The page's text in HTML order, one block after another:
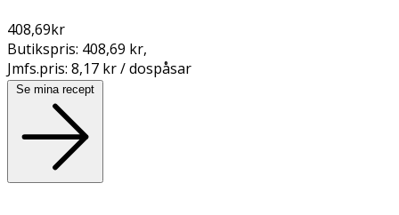
408,69kr
Butikspris: 408,69 kr,
Jmfs.pris: 8,17 kr / dospåsar
Se mina recept